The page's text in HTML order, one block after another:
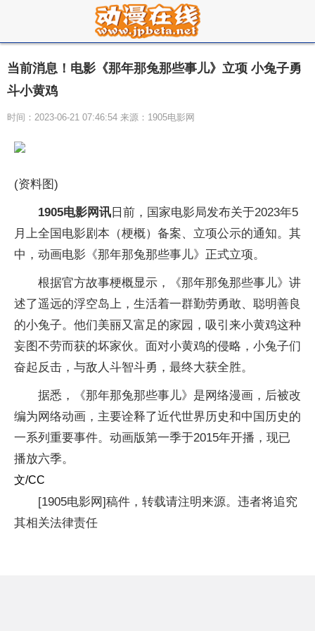
当前消息！电影《那年那兔那些事儿》立项 小兔子勇
斗小黄鸡
时间：2023-06-21 07:46:54 来源：1905电影网
(资料图)
1905电影网讯 日前，国家电影局发布关于2023年5
月上全国电影剧本（梗概）备案、立项公示的通知。其
中，动画电影《那年那兔那些事儿》正式立项。
根据官方故事梗概显示，《那年那兔那些事儿》讲
述了遥远的浮空岛上，生活着一群勤劳勇敢、聪明善良
的小兔子。他们美丽又富足的家园，吸引来小黄鸡这种
妄图不劳而获的坏家伙。面对小黄鸡的侵略，小兔子们
奋起反击，与敌人斗智斗勇，最终大获全胜。
据悉，《那年那兔那些事儿》是网络漫画，后被改
编为网络动画，主要诠释了近代世界历史和中国历史的
一系列重要事件。动画版第一季于2015年开播，现已
播放六季。
文/CC
[1905电影网]稿件，转载请注明来源。违者将追究
其相关法律责任